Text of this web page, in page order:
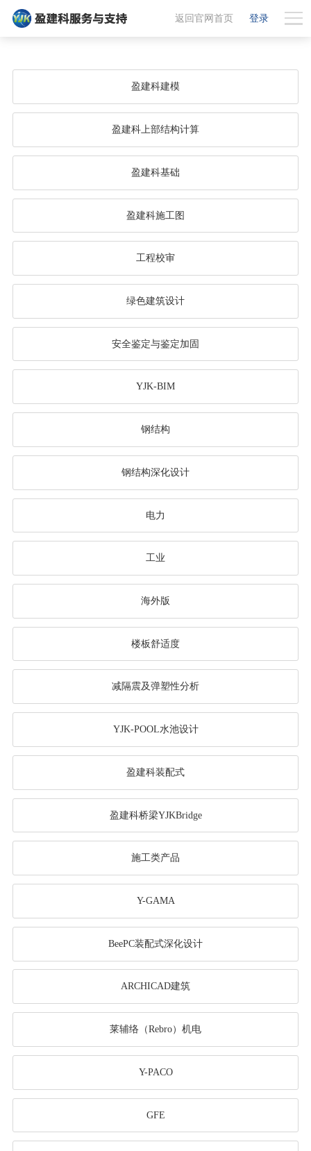
登录
返回官网首页
盈建科建模
盈建科上部结构计算
盈建科基础
盈建科施工图
工程校审
绿色建筑设计
安全鉴定与鉴定加固
YJK-BIM
钢结构
钢结构深化设计
电力
工业
海外版
楼板舒适度
减隔震及弹塑性分析
YJK-POOL水池设计
盈建科装配式
盈建科桥梁YJKBridge
施工类产品
Y-GAMA
BeePC装配式深化设计
ARCHICAD建筑
莱辅络（Rebro）机电
Y-PACO
GFE